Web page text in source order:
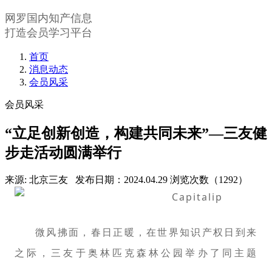
网罗国内知产信息
打造会员学习平台
首页
消息动态
会员风采
会员风采
“立足创新创造，构建共同未来”—三友健
步走活动圆满举行
来源: 北京三友 发布日期：2024.04.29 浏览次数（1292）
微风拂面，春日正暖，在世界知识产权日到来
之际，三友于奥林匹克森林公园举办了同主题